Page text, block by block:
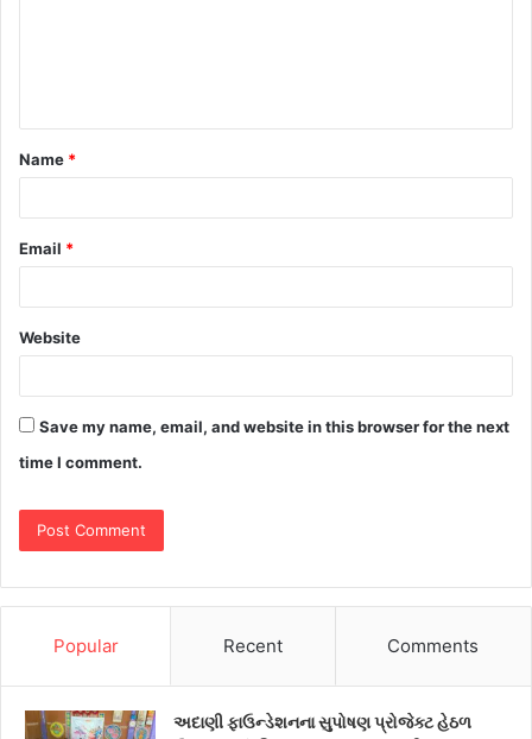
Name *
Email *
Website
Save my name, email, and website in this browser for the next
time I comment.
Popular Recent Comments
અદાણી ફાઉન્ડેશનના સુપોષણ પ્રોજેક્ટ હેઠળ